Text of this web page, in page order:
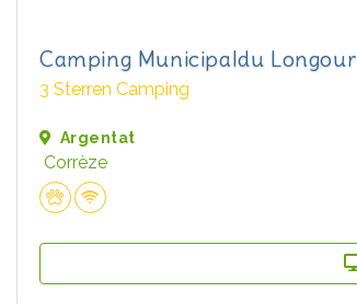
Camping Municipaldu Longour
3 Sterren Camping
Argentat
Corrèze